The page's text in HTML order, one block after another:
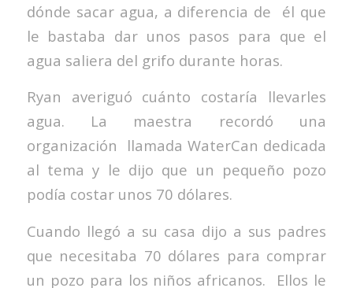
dónde sacar agua, a diferencia de él que
le bastaba dar unos pasos para que el
agua saliera del grifo durante horas.
Ryan averiguó cuánto costaría llevarles
agua. La maestra recordó una
organización llamada WaterCan dedicada
al tema y le dijo que un pequeño pozo
podía costar unos 70 dólares.
Cuando llegó a su casa dijo a sus padres
que necesitaba 70 dólares para comprar
un pozo para los niños africanos. Ellos le